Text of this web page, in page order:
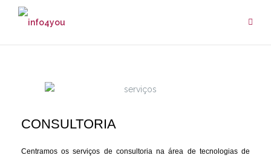
CONSULTORIA
Centramos os serviços de consultoria na área de tecnologias de